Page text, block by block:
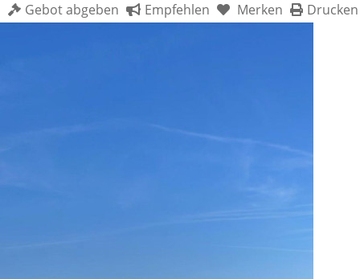
Auktionen
Gebot abgeben Empfehlen Merken Drucken